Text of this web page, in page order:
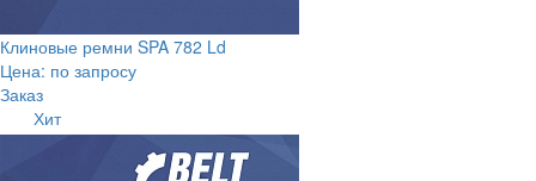
Клиновые ремни SPA 782 Ld
Цена: по запросу
Заказ
Хит